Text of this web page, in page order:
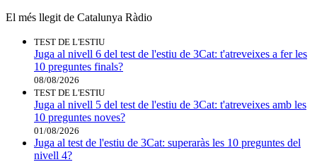
El més llegit de Catalunya Ràdio
TEST DE L'ESTIU
Juga al nivell 6 del test de l'estiu de 3Cat: t'atreveixes a fer les
10 preguntes finals?
08/08/2026
TEST DE L'ESTIU
Juga al nivell 5 del test de l'estiu de 3Cat: t'atreveixes amb les
10 preguntes noves?
01/08/2026
Juga al test de l'estiu de 3Cat: superaràs les 10 preguntes del
nivell 4?